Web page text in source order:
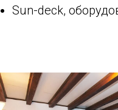
Sun-deck,